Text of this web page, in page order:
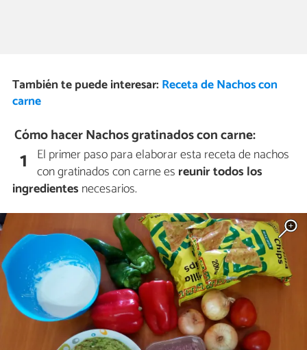
También te puede interesar: Receta de Nachos con
carne
Cómo hacer Nachos gratinados con carne:
1 El primer paso para elaborar esta receta de nachos
con gratinados con carne es reunir todos los
ingredientes necesarios.